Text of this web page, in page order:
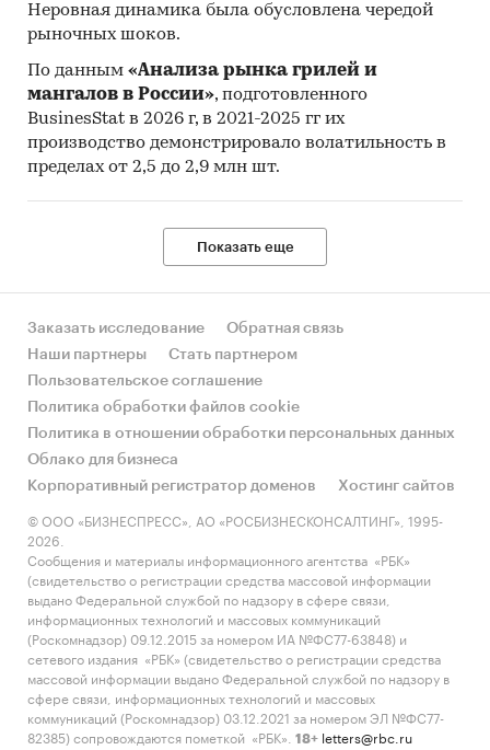
Наполнители
Неровная динамика была обусловлена чередой
рыночных шоков.
По данным «Анализа рынка грилей и
мангалов в России», подготовленного
BusinesStat в 2026 г, в 2021-2025 гг их
производство демонстрировало волатильность в
пределах от 2,5 до 2,9 млн шт.
Показать еще
Заказать исследование
Обратная связь
Наши партнеры
Стать партнером
Пользовательское соглашение
Политика обработки файлов cookie
Политика в отношении обработки персональных данных
Облако для бизнеса
Корпоративный регистратор доменов
Хостинг сайтов
© ООО «БИЗНЕСПРЕСС», АО «РОСБИЗНЕСКОНСАЛТИНГ», 1995-
2026.
Сообщения и материалы информационного агентства «РБК»
(свидетельство о регистрации средства массовой информации
выдано Федеральной службой по надзору в сфере связи,
информационных технологий и массовых коммуникаций
(Роскомнадзор) 09.12.2015 за номером ИА №ФС77-63848) и
сетевого издания «РБК» (свидетельство о регистрации средства
массовой информации выдано Федеральной службой по надзору в
сфере связи, информационных технологий и массовых
коммуникаций (Роскомнадзор) 03.12.2021 за номером ЭЛ №ФС77-
82385) сопровождаются пометкой «РБК».
18+ letters@rbc.ru